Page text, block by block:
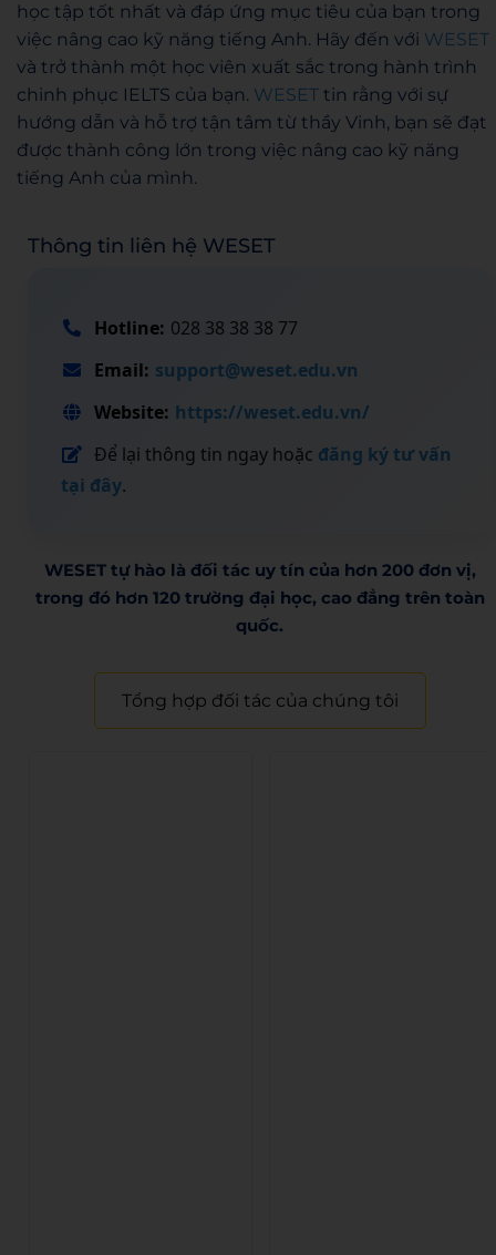
học tập tốt nhất và đáp ứng mục tiêu của bạn trong
việc nâng cao kỹ năng tiếng Anh. Hãy đến với WESET
và trở thành một học viên xuất sắc trong hành trình
chinh phục IELTS của bạn. WESET tin rằng với sự
hướng dẫn và hỗ trợ tận tâm từ thầy Vinh, bạn sẽ đạt
được thành công lớn trong việc nâng cao kỹ năng
tiếng Anh của mình.
Thông tin liên hệ WESET
Hotline: 028 38 38 38 77
Email: support@weset.edu.vn
Website: https://weset.edu.vn/
Để lại thông tin ngay hoặc đăng ký tư vấn
tại đây.
WESET tự hào là đối tác uy tín của hơn 200 đơn vị,
trong đó hơn 120 trường đại học, cao đẳng trên toàn
quốc.​
Tổng hợp đối tác của chúng tôi